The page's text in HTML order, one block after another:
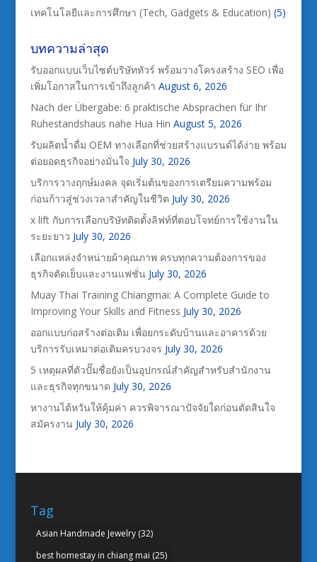
เทคโนโลยีและการศึกษา (Tech, Gadgets & Education) (5)
บทความล่าสุด
รับออกแบบเว็บไซต์บริษัททัวร์ พร้อมวางโครงสร้าง SEO เพื่อ
เพิ่มโอกาสในการเข้าถึงลูกค้า August 6, 2026
Nach der Übergabe: 6 praktische Absprachen für Ihr
Ruhestandshaus nahe Hua Hin August 5, 2026
รับผลิตน้ำดื่ม OEM ทางเลือกที่ช่วยสร้างแบรนด์ได้ง่าย พร้อม
ต่อยอดธุรกิจอย่างมั่นใจ July 30, 2026
บริการวางฤกษ์มงคล จุดเริ่มต้นของการเตรียมความพร้อม
ก่อนก้าวสู่ช่วงเวลาสำคัญในชีวิต July 30, 2026
x lift กับการเลือกบริษัทติดตั้งลิฟท์ที่ตอบโจทย์การใช้งานใน
ระยะยาว July 30, 2026
เลือกแหล่งจำหน่ายผ้าคุณภาพ ครบทุกความต้องการของ
ธุรกิจตัดเย็บและงานแฟชั่น July 30, 2026
Muay Thai Training Chiangmai: A Complete Guide to
Improving Your Skills and Fitness July 30, 2026
ออกแบบก่อสร้างต่อเติม เพื่อยกระดับบ้านและอาคารด้วย
บริการรับเหมาต่อเติมครบวงจร July 30, 2026
5 เหตุผลที่ตัวปั๊มชื่อยังเป็นอุปกรณ์สำคัญสำหรับสำนักงาน
และธุรกิจทุกขนาด July 30, 2026
หางานไต้หวันให้คุ้มค่า ควรพิจารณาปัจจัยใดก่อนตัดสินใจ
สมัครงาน July 30, 2026
Tag
Asian Handmade Jewelry(32)
best homestay in chiang mai (25)